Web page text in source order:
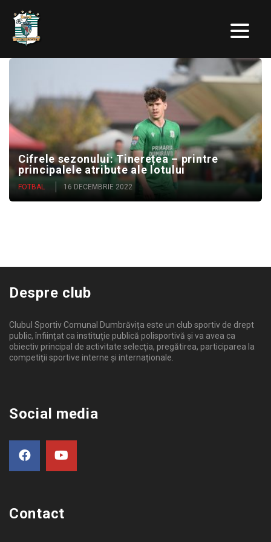
Cifrele sezonului: Tinerețea – printre
principalele atribute ale lotului
FOTBAL 16 DECEMBRIE 2022
Despre club
Clubul Sportiv Comunal Dumbrăvița este un club sportiv de drept
public, înființat ca instituţie publică polisportivă și va avea ca
obiectiv principal de activitate selecţia, pregătirea, participarea la
competiţii sportive interne şi internaționale.
Social media
Contact